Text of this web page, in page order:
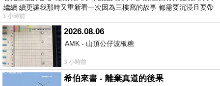
繼續 續更讓我那時又重新看一次因為三樓寫的故事 都需要沉浸且要帶
有
3 小時前
2026.08.06
AMK - 山頂公仔波板糖
3 小時前
希伯來書 - 離棄真道的後果